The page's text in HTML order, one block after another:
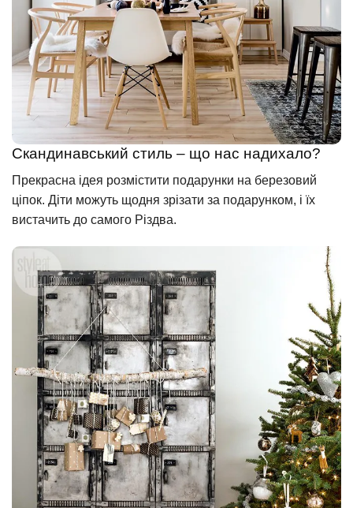
Скандинавський стиль – що нас надихало?
Прекрасна ідея розмістити подарунки на березовий
ціпок. Діти можуть щодня зрізати за подарунком, і їх
вистачить до самого Різдва.